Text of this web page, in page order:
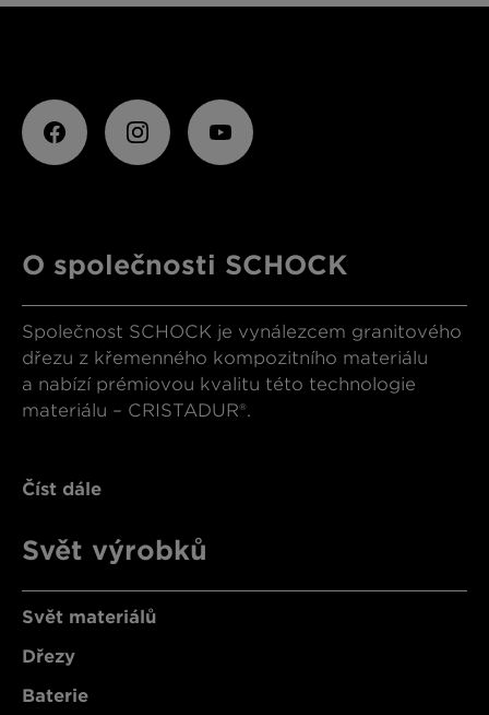
O společnosti SCHOCK
Společnost SCHOCK je vynálezcem granitového
dřezu z křemenného kompozitního materiálu
a nabízí prémiovou kvalitu této technologie
materiálu – CRISTADUR®.
Číst dále
Svět výrobků
Svět materiálů
Dřezy
Baterie